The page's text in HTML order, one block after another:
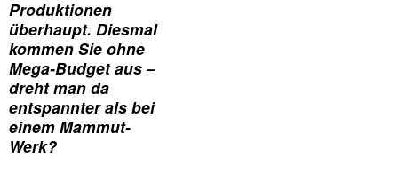
Produktionen
überhaupt. Diesmal
kommen Sie ohne
Mega-Budget aus –
dreht man da
entspannter als bei
einem Mammut-
Werk?